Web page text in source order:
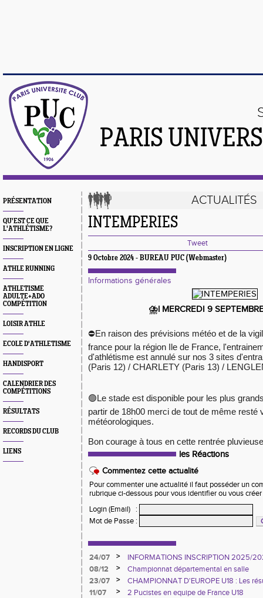
PARIS
PRÉSENTATION
QU'EST CE QUE
L'ATHLÉTISME?
INSCRIPTION EN LIGNE
ATHLE RUNNING
ATHLETISME
ADULTE+ADO
COMPÉTITION
LOISIR ATHLE
ECOLE D'ATHLETISME
HANDISPORT
CALENDRIER DES
COMPÉTITIONS
RÉSULTATS
RECORDS DU CLUB
LIENS
ACTUALITÉS
INTEMPERIES
Tweet
9 Octobre 2024 - BUREAU PUC (Webmaster)
Informations générales
⛈l MERCREDI 9
⛔En raison des prévisions météo et de la
france pour la région Ile de France,
d'athlétisme est annulé sur nos 3 sites
(Paris 12) / CHARLETY (Paris 13) /
🟢Le stade est disponible pour les plus
partir de 18h00 merci de tout de même resté
météorologiques.
Bon courage à tous en cette rentrée
les Réactions
Commentez cette actualité
Pour commenter une actualité il faut posséder un
rubrique ci-dessous pour vous identifier ou vous
Login (Email)
:
Mot de Passe :
24/07 >
INFORMATIONS INSCRIPTION 2025/
08/12
>
Championnat départemental en salle
23/07
>
CHAMPIONNAT D'EUROPE U18 : Les
11/07
>
2 Pucistes en equipe de France U18